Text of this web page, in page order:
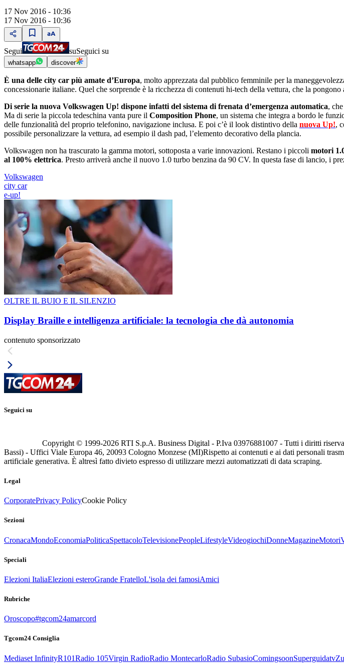
17 Nov 2016 - 10:36
17 Nov 2016 - 10:36
Segui suSeguici su
whatsapp discover
È una delle city car più amate dʼEuropa, molto apprezzata dal pubblico femminile per la
concessionarie italiane. Quel che sorprende è la ricchezza di contenuti hi-tech della vettura, che la
Di serie la nuova Volkswagen Up! dispone infatti del sistema di frenata dʼemergenza automatica,
Ma di serie la piccola tedeschina vanta pure il Composition Phone, un sistema che integra a bordo le
delle funzionalità del proprio telefonino, navigazione inclusa. E poi cʼè il look distintivo della nuova Up!,
possibile personalizzare la vettura, ad esempio il dash pad, l’elemento decorativo della plancia.
Volkswagen non ha trascurato la gamma motori, sottoposta a varie innovazioni. Restano i piccoli motori
al 100% elettrica. Presto arriverà anche il nuovo 1.0 turbo benzina da 90 CV. In questa fase di lancio, i
Volkswagen
city car
e-up!
OLTRE IL BUIO E IL SILENZIO
Display Braille e intelligenza artificiale: la tecnologia che dà autonomia
contenuto sponsorizzato
Seguici su
Copyright © 1999-2026 RTI S.p.A. Business Digital - P.Iva 03976881007 - Tutti i diritti
Bassi) - Uffici Viale Europa 46, 20093 Cologno Monzese (MI)Rispetto ai contenuti e ai dati personali
artificiale generativa. È altresì fatto divieto espresso di utilizzare mezzi automatizzati di data scraping.
Legal
CorporatePrivacy PolicyCookie Policy
Sezioni
CronacaMondoEconomiaPoliticaSpettacoloTelevisionePeopleLifestyleVideogiochiDonneMagazineMotori
Speciali
Elezioni ItaliaElezioni esteroGrande FratelloL'isola dei famosiAmici
Rubriche
Oroscopo#tgcom24amarcord
Tgcom24 Consiglia
Mediaset InfinityR101Radio 105Virgin RadioRadio MontecarloRadio SubasioComingsoonSuperguidatv